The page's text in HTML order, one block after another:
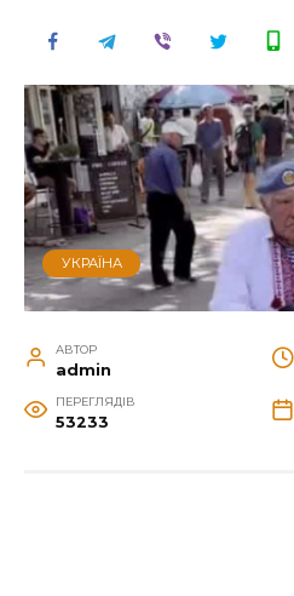
УКРАЇНА
АВТОР
admin
ПЕРЕГЛЯДІВ
53233